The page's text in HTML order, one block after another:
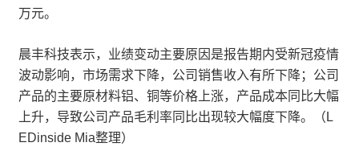
万元。
晨丰科技表示，业绩变动主要原因是报告期内受新冠疫情
波动影响，市场需求下降，公司销售收入有所下降；公司
产品的主要原材料铝、铜等价格上涨，产品成本同比大幅
上升，导致公司产品毛利率同比出现较大幅度下降。（L
EDinside Mia整理）